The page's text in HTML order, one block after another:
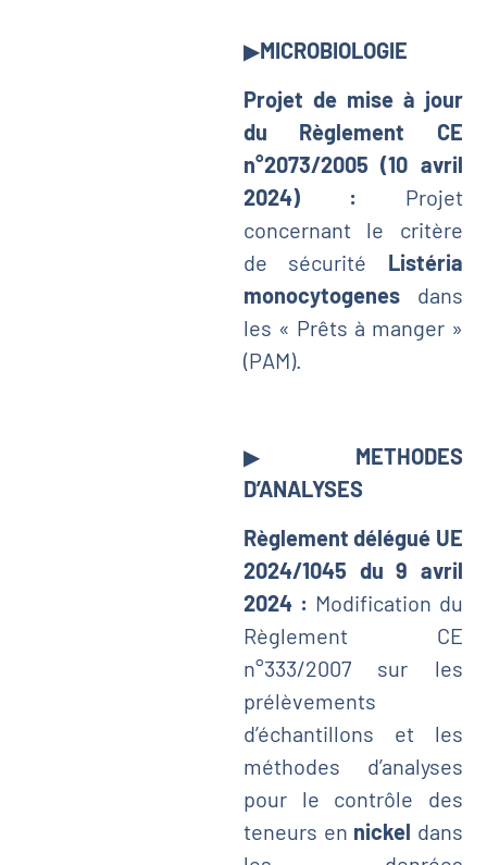
▶MICROBIOLOGIE
Projet de mise à jour
du Règlement CE
n°2073/2005 (10 avril
2024) : Projet
concernant le critère
de sécurité Listéria
monocytogenesdans
les « Prêts à manger »
(PAM).
▶ METHODES
D’ANALYSES
Règlement délégué UE
2024/1045 du 9 avril
2024 : Modification du
Règlement CE
n°333/2007 sur les
prélèvements
d’échantillons et les
méthodes d’analyses
pour le contrôle des
teneurs en nickel dans